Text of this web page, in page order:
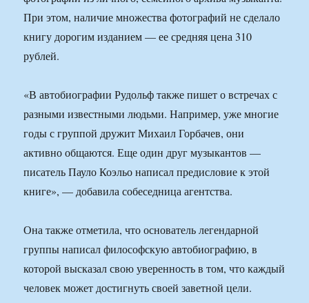
При этом, наличие множества фотографий не сделало
книгу дорогим изданием — ее средняя цена 310
рублей.
«В автобиографии Рудольф также пишет о встречах с
разными известными людьми. Например, уже многие
годы с группой дружит Михаил Горбачев, они
активно общаются. Еще один друг музыкантов —
писатель Пауло Коэльо написал предисловие к этой
книге», — добавила собеседница агентства.
Она также отметила, что основатель легендарной
группы написал философскую автобиографию, в
которой высказал свою уверенность в том, что каждый
человек может достигнуть своей заветной цели.